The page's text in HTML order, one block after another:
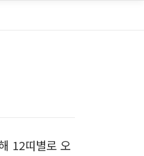
12띠별로 오